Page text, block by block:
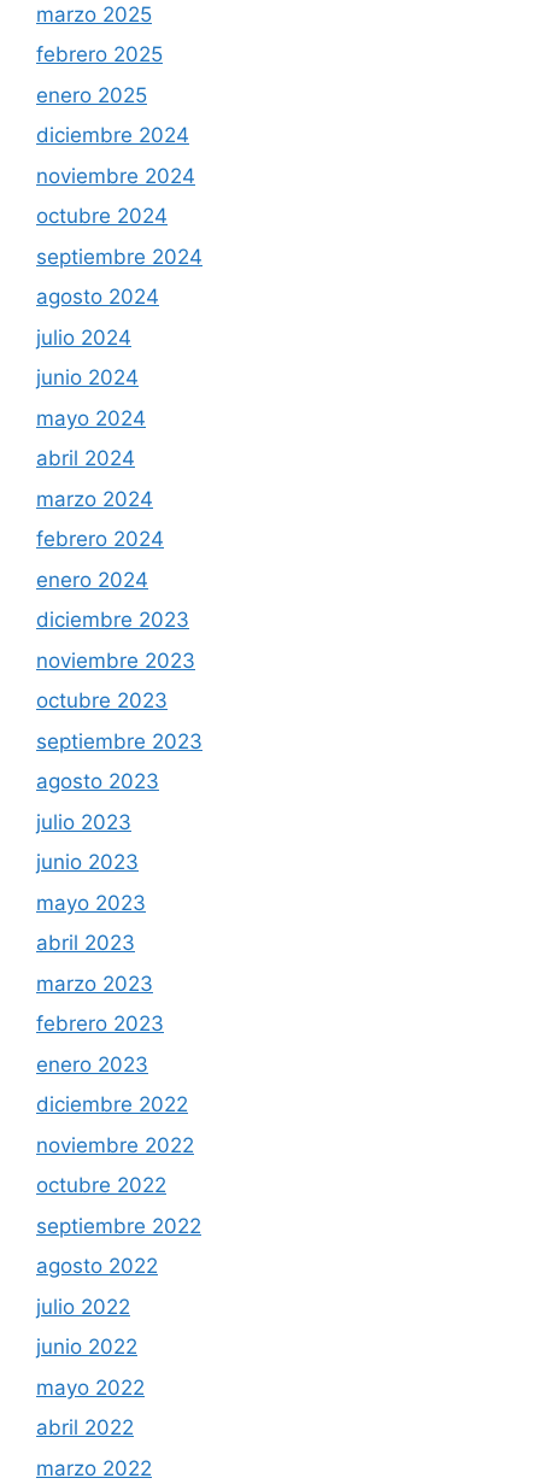
marzo 2025
febrero 2025
enero 2025
diciembre 2024
noviembre 2024
octubre 2024
septiembre 2024
agosto 2024
julio 2024
junio 2024
mayo 2024
abril 2024
marzo 2024
febrero 2024
enero 2024
diciembre 2023
noviembre 2023
octubre 2023
septiembre 2023
agosto 2023
julio 2023
junio 2023
mayo 2023
abril 2023
marzo 2023
febrero 2023
enero 2023
diciembre 2022
noviembre 2022
octubre 2022
septiembre 2022
agosto 2022
julio 2022
junio 2022
mayo 2022
abril 2022
marzo 2022